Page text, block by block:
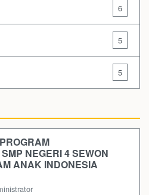
6
5
5
NEGERI 4 SEWON
ANAK INDONESIA